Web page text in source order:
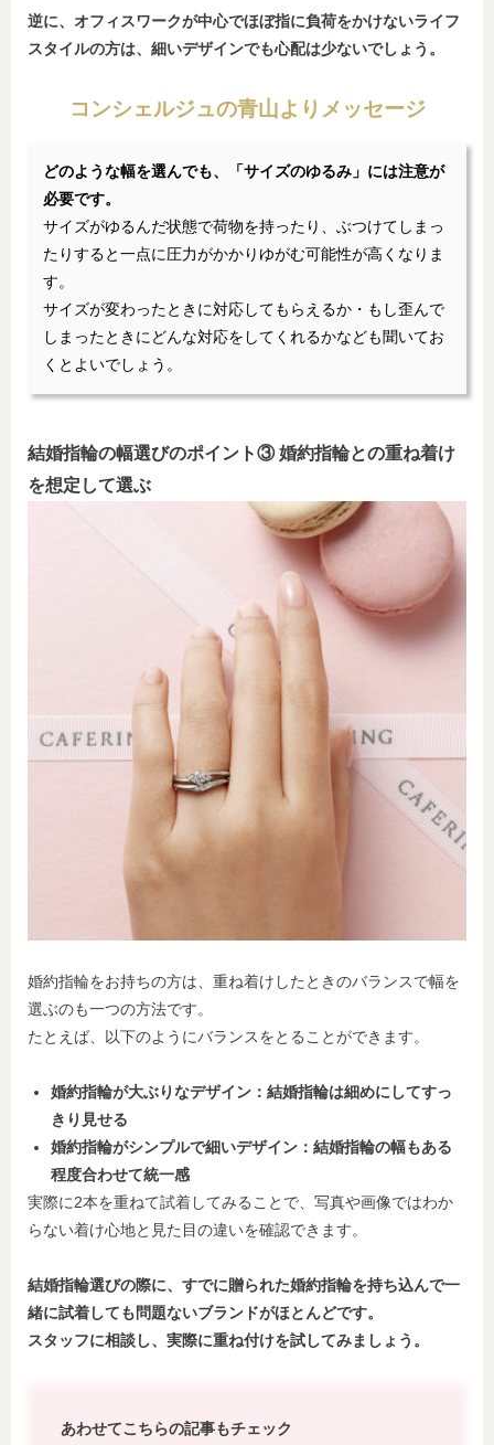
逆に、オフィスワークが中心でほぼ指に負荷をかけないライフ
スタイルの方は、細いデザインでも心配は少ないでしょう。
コンシェルジュの青山よりメッセージ
どのような幅を選んでも、「サイズのゆるみ」には注意が
必要です。
サイズがゆるんだ状態で荷物を持ったり、ぶつけてしまっ
たりすると一点に圧力がかかりゆがむ可能性が高くなりま
す。
サイズが変わったときに対応してもらえるか・もし歪んで
しまったときにどんな対応をしてくれるかなども聞いてお
くとよいでしょう。
結婚指輪の幅選びのポイント③ 婚約指輪との重ね着け
を想定して選ぶ
婚約指輪をお持ちの方は、重ね着けしたときのバランスで幅を
選ぶのも一つの方法です。
たとえば、以下のようにバランスをとることができます。
婚約指輪が大ぶりなデザイン：結婚指輪は細めにしてすっ
きり見せる
婚約指輪がシンプルで細いデザイン：結婚指輪の幅もある
程度合わせて統一感
実際に2本を重ねて試着してみることで、写真や画像ではわか
らない着け心地と見た目の違いを確認できます。
結婚指輪選びの際に、すでに贈られた婚約指輪を持ち込んで一
緒に試着しても問題ないブランドがほとんどです。
スタッフに相談し、実際に重ね付けを試してみましょう。
あわせてこちらの記事もチェック